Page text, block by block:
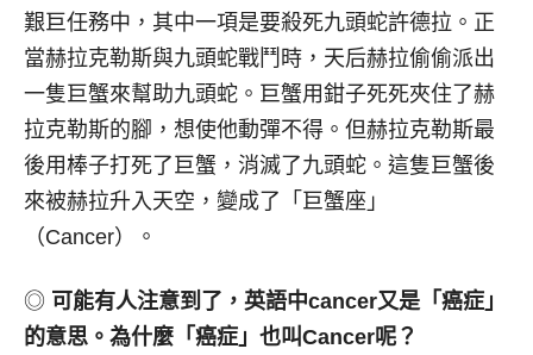
艱巨任務中，其中一項是要殺死九頭蛇許德拉。正
當赫拉克勒斯與九頭蛇戰鬥時，天后赫拉偷偷派出
一隻巨蟹來幫助九頭蛇。巨蟹用鉗子死死夾住了赫
拉克勒斯的腳，想使他動彈不得。但赫拉克勒斯最
後用棒子打死了巨蟹，消滅了九頭蛇。這隻巨蟹後
來被赫拉升入天空，變成了「巨蟹座」
（Cancer）。
◎ 可能有人注意到了，英語中cancer又是「癌症」
的意思。為什麼「癌症」也叫Cancer呢？